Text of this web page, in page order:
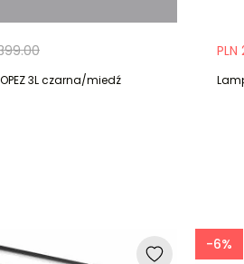
3L czarna/miedź
-6%